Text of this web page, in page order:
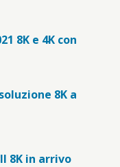
8K e 4K con
8K a
8K in arrivo